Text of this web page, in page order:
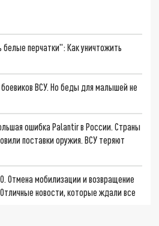
белые перчатки": Как уничтожить
ВСУ. Но беды для малышей не
ошибка Palantir в России. Страны
поставки оружия. ВСУ теряют
Отмена мобилизации и возвращение
новости, которые ждали все